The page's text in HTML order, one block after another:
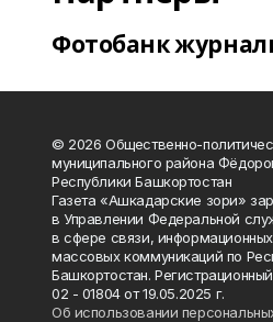
Фотобанк
© 2026 Общественно-
муниципального района
Республики Башкортостан
Газета «Ашкадарские зори»
в Управлении Федеральной
в сфере связи,
массовых коммуникаций по
Башкортостан.
02 - 01804 от 19.05.2025 г.
Об использовании